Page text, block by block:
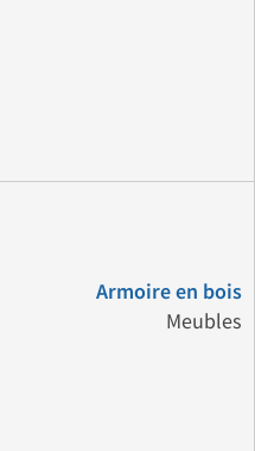
Armoire en bois
Meubles